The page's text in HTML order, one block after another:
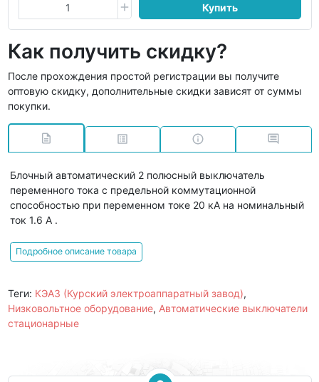
Купить
Как получить скидку?
После прохождения простой регистрации вы получите
оптовую скидку, дополнительные скидки зависят от суммы
покупки.
Блочный автоматический 2 полюсный выключатель
переменного тока с предельной коммутационной
способностью при переменном токе 20 кА на номинальный
ток 1.6 А .
Подробное описание товара
Теги: КЭАЗ (Курский электроаппаратный завод),
Низковольтное оборудование, Автоматические выключатели
стационарные